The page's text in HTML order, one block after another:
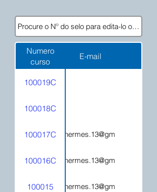
Numero
curso
E-mail
100019C
100018C
100017Checatehermes.13@gmail.com
100016Checatehermes.13@gmail.com
100015hecatehermes.13@gmail.com